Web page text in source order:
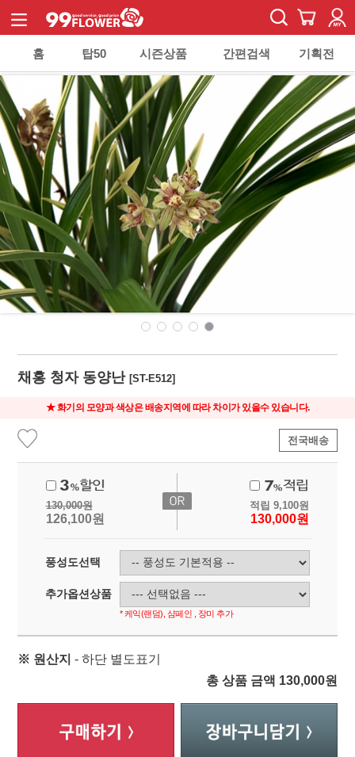
홈 탑50 시즌상품 간편검색 기획전
채홍 청자 동양난[ST-E512]
★ 화기의 모양과 색상은 배송지역에 따라 차이가 있을수 있습니다.
전국배송
130,000원
126,100원
적립 9,100원
130,000원
풍성도선택
추가옵션상품
* 케익(랜덤), 샴페인 , 장미 추가
※ 원산지 - 하단 별도표기
총 상품 금액 130,000원